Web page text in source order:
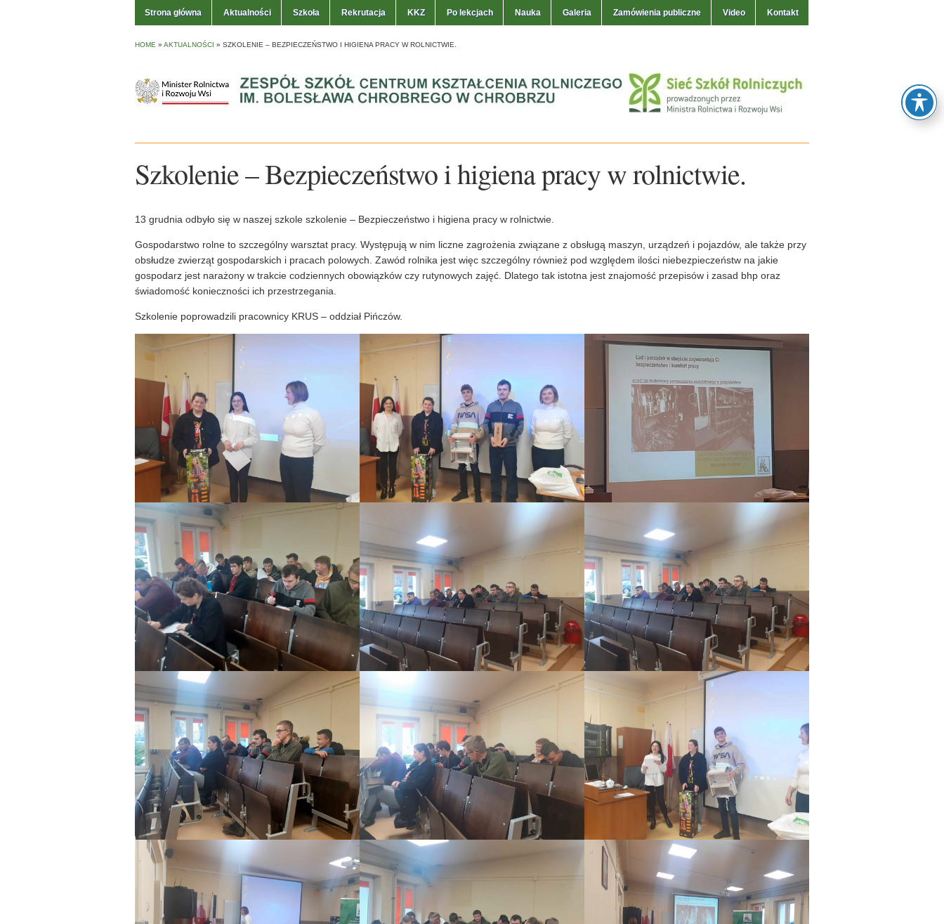
Strona główna Aktualności Szkoła Rekrutacja KKZ Po lekcjach Nauka Galeria Zamówienia publiczne Video Kontakt
HOME » AKTUALNOŚCI » SZKOLENIE – BEZPIECZEŃSTWO I HIGIENA PRACY W ROLNICTWIE.
Szkolenie – Bezpieczeństwo i higiena pracy w rolnictwie.
13 grudnia odbyło się w naszej szkole szkolenie – Bezpieczeństwo i higiena pracy w rolnictwie.
Gospodarstwo rolne to szczególny warsztat pracy. Występują w nim liczne zagrożenia związane z obsługą maszyn, urządzeń i pojazdów, ale także przy
obsłudze zwierząt gospodarskich i pracach polowych. Zawód rolnika jest więc szczególny również pod względem ilości niebezpieczeństw na jakie
gospodarz jest narażony w trakcie codziennych obowiązków czy rutynowych zajęć. Dlatego tak istotna jest znajomość przepisów i zasad bhp oraz
świadomość konieczności ich przestrzegania.
Szkolenie poprowadzili pracownicy KRUS – oddział Pińczów.